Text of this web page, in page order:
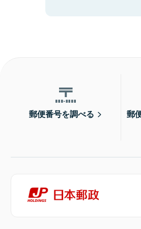
郵便番号を調べる
郵